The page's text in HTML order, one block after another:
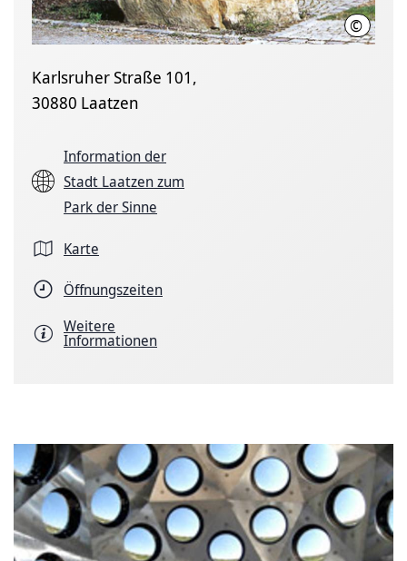
© Region
Karlsruher Straße 101,
30880 Laatzen
Information der
Stadt Laatzen zum
Park der Sinne
Karte
Öffnungszeiten
Weitere
Informationen